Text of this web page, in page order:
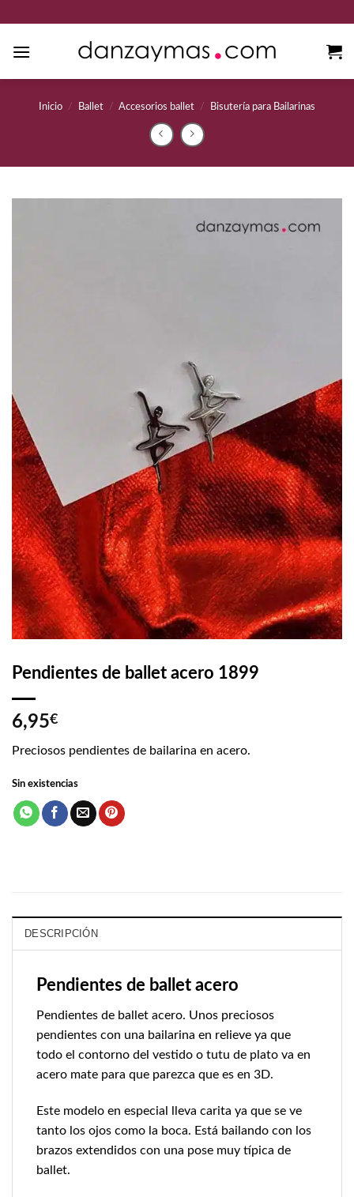
contenido
Inicio / Ballet / Accesorios ballet / Bisutería para Bailarinas
Pendientes de ballet acero 1899
6,95€
Preciosos pendientes de bailarina en acero.
Sin existencias
DESCRIPCIÓN
Pendientes de ballet acero
Pendientes de ballet acero. Unos preciosos
pendientes con una bailarina en relieve ya que
todo el contorno del vestido o tutu de plato va en
acero mate para que parezca que es en 3D.
Este modelo en especial lleva carita ya que se ve
tanto los ojos como la boca. Está bailando con los
brazos extendidos con una pose muy típica de
ballet.